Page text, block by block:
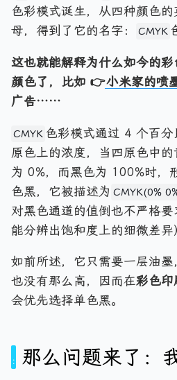
色彩模式诞生，从四种颜色
母，得到了它的名字：
CMYK
这也就能解释为什么如今的
颜色了，比如 👉小米家的喷
广告……
CMYK 色彩模式通过 4 个百
原色上的浓度，当四原色中
为 0%，而黑色为 100%时，
色黑，它被描述为 CMYK(0%
对黑色通道的值倒也不严格
能分辨出饱和度上的细微差异
如前所述，它只需要一层油
也没有那么高，因而在彩色印
会优先选择单色黑。
那么问题来了：